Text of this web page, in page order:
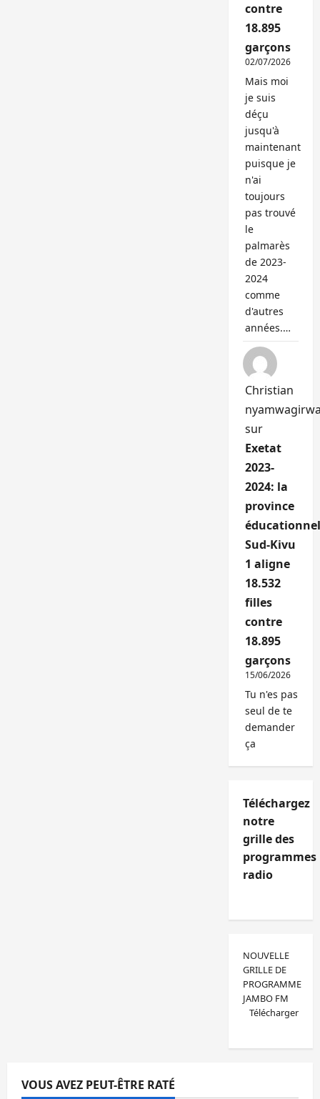
contre
18.895
garçons
02/07/2026
Mais moi
je suis
déçu
jusqu'à
maintenant
puisque je
n'ai
toujours
pas trouvé
le
palmarès
de 2023-
2024
comme
d'autres
années.…
Christian
sur
Exetat
2023-
2024: la
province
Sud-Kivu
1 aligne
18.532
filles
contre
18.895
garçons
15/06/2026
Tu n'es pas
seul de te
demander
ça
Téléchargez
notre
grille des
programmes
radio
NOUVELLE
GRILLE DE
PROGRAMME
JAMBO FM
Télécharger
VOUS AVEZ PEUT-ÊTRE RATÉ